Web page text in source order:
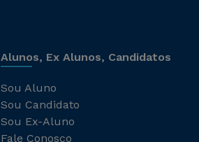
Alunos, Ex Alunos, Candidatos
Sou Aluno
Sou Candidato
Sou Ex-Aluno
Fale Conosco